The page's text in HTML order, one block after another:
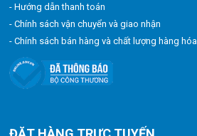
- Hướng dẫn thanh toán
- Chính sách vận chuyển và giao nhận
- Chính sách bán hàng và chất lượng hàng hóa